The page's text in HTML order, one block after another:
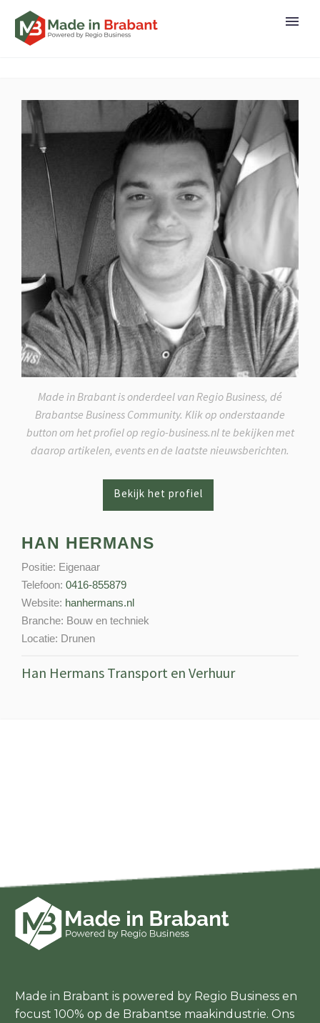
Made in Brabant is onderdeel van Regio Business, dé
Brabantse Business Community. Klik op onderstaande
button om het profiel op regio-business.nl te bekijken met
daarop artikelen, events en de laatste nieuwsberichten.
HAN HERMANS
Positie: Eigenaar
Telefoon: 0416-855879
Website: hanhermans.nl
Branche: Bouw en techniek
Locatie: Drunen
Han Hermans Transport en Verhuur
Made in Brabant is powered by Regio Business en
focust 100% op de Brabantse maakindustrie. Ons